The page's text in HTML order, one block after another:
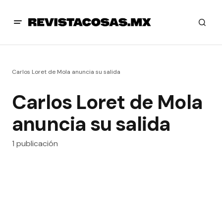
Carlos Loret de Mola anuncia su salida
Carlos Loret de Mola
anuncia su salida
1 publicación